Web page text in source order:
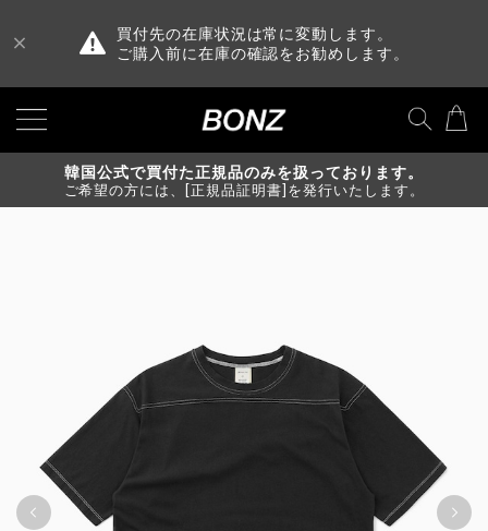
買付先の在庫状況は常に変動します。
ご購入前に在庫の確認をお勧めします。
韓国公式で買付た正規品のみを扱っております。
ご希望の方には、[正規品証明書]を発行いたします。